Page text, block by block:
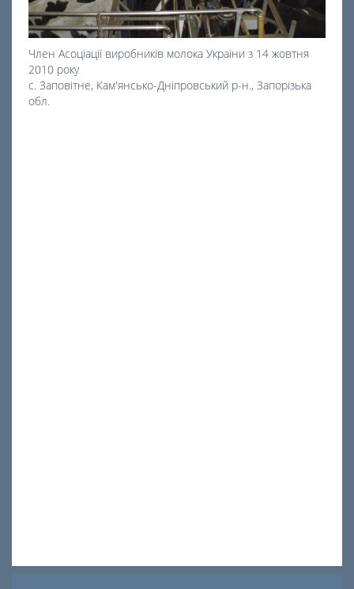
Член Асоціації виробників молока України з 14 жовтня
2010 року
с. Заповітне, Кам'янсько-Дніпровський р-н., Запорізька
обл.